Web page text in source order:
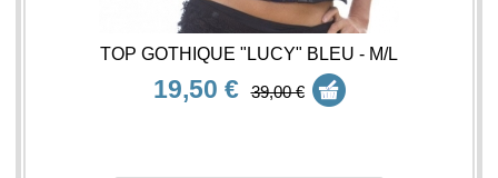
TOP GOTHIQUE "LUCY" BLEU - M/L
19,50 € 39,00 €